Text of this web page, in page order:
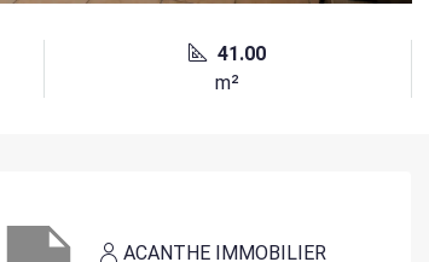
41.00
m²
ACANTHE IMMOBILIER